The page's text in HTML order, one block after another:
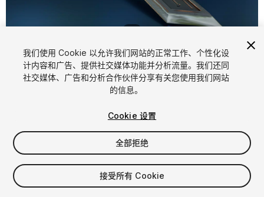
FREE
30viewsin the past week
我们使用 Cookie 以允许我们网站的正常工作、个性化设
计内容和广告、提供社交媒体功能并分析流量。我们还同
社交媒体、广告和分析合作伙伴分享有关您使用我们网站
的信息。
Cookie 设置
全部拒绝
接受所有 Cookie